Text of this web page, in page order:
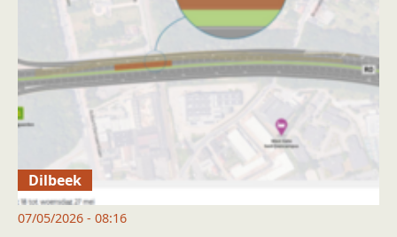
Dilbeek
07/05/2026 - 08:16